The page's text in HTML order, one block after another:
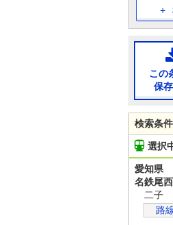
この
保
検索条
選択
愛知県
名鉄尾
二子
路